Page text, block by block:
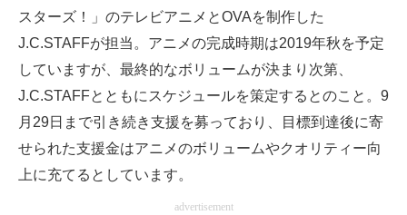
スターズ！」のテレビアニメとOVAを制作した
J.C.STAFFが担当。アニメの完成時期は2019年秋を予定
していますが、最終的なボリュームが決まり次第、
J.C.STAFFとともにスケジュールを策定するとのこと。9
月29日まで引き続き支援を募っており、目標到達後に寄
せられた支援金はアニメのボリュームやクオリティー向
上に充てるとしています。
advertisement